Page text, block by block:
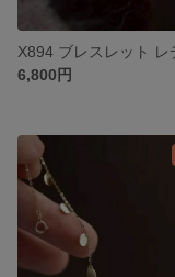
6,800円